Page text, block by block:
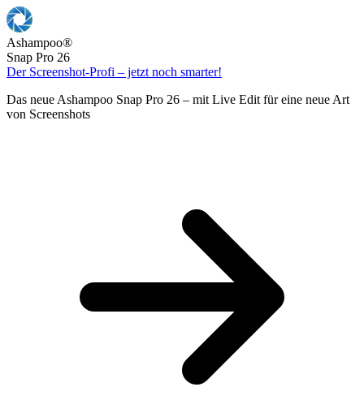
Ashampoo®
Snap Pro 26
Der Screenshot-Profi – jetzt noch smarter!
Das neue Ashampoo Snap Pro 26 – mit Live Edit für eine neue Art
von Screenshots